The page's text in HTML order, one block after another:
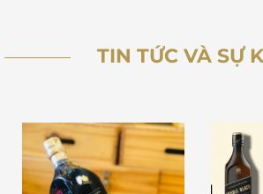
TIN TỨC VÀ SỰ